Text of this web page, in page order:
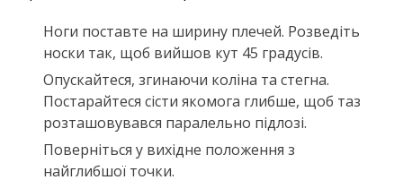
Ноги поставте на ширину плечей. Розведіть
носки так, щоб вийшов кут 45 градусів.
Опускайтеся, згинаючи коліна та стегна.
Постарайтеся сісти якомога глибше, щоб таз
розташовувався паралельно підлозі.
Поверніться у вихідне положення з
найглибшої точки.